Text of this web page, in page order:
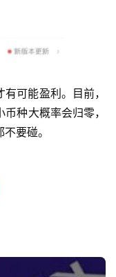
可能盈利。目前，
种大概率会归零，
要碰。